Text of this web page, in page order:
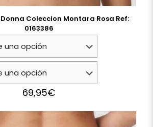
Coleccion Montara Rosa Ref:
0163386
69,95€